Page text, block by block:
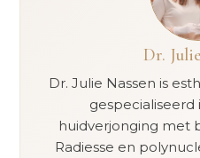
Dr.
Dr. Julie Nassen is
gespecialiseerd
huidverjonging met
Radiesse en